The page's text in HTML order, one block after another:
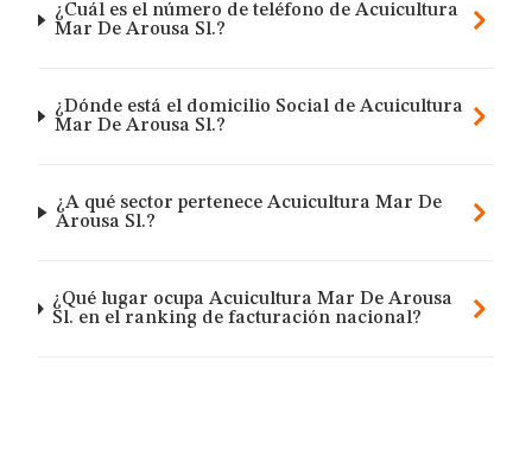
¿Cuál es el número de teléfono de Acuicultura
Mar De Arousa Sl.?
¿Dónde está el domicilio Social de Acuicultura
Mar De Arousa Sl.?
¿A qué sector pertenece Acuicultura Mar De
Arousa Sl.?
¿Qué lugar ocupa Acuicultura Mar De Arousa
Sl. en el ranking de facturación nacional?